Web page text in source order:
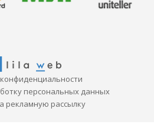
персональных данных
рекламную рассылку